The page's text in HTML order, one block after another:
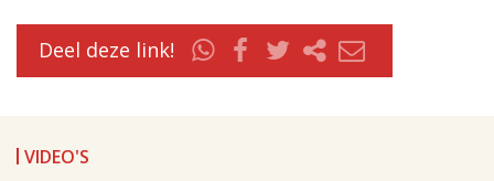
Deel deze link!
VIDEO'S